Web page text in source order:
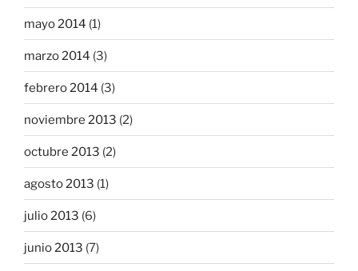
mayo 2014 (1)
marzo 2014 (3)
febrero 2014 (3)
noviembre 2013 (2)
octubre 2013 (2)
agosto 2013 (1)
julio 2013 (6)
junio 2013 (7)